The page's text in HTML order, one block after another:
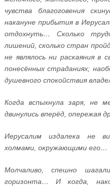
чувства благоговения
накануне прибытия в
отдохнуть… Сколько
лишений, сколько стран
не являлось ни раскаяния в
понесённых страданиях;
душевного спокойствия
Когда вспыхнула заря, не
двинулись вперёд, опережая
Иерусалим издалека не
холмами, окружающими его…
Молчаливо, спешно
горизонта… И когда,